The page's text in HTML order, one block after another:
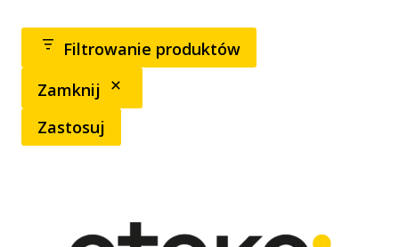
Filtrowanie produktów
Zamknij
Zastosuj